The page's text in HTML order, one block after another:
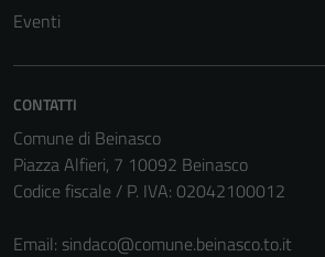
Eventi
CONTATTI
Comune di Beinasco
Piazza Alfieri, 7 10092 Beinasco
Codice fiscale / P. IVA: 02042100012
Email: sindaco@comune.beinasco.to.it